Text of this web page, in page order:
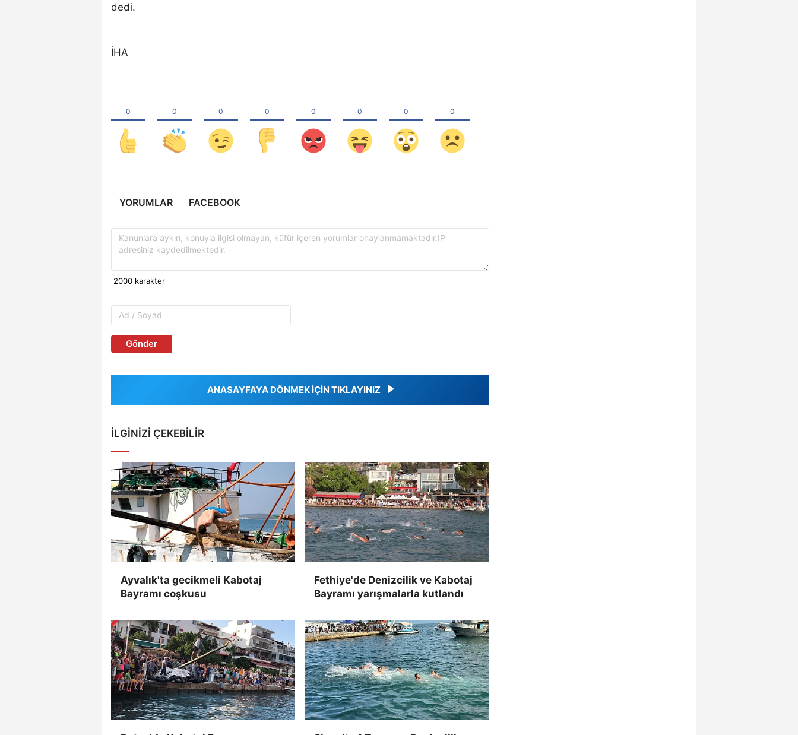
dedi.
İHA
YORUMLAR FACEBOOK
Gönder
ANASAYFAYA DÖNMEK İÇİN TIKLAYINIZ
İLGINIZI ÇEKEBILIR
Ayvalık'ta gecikmeli Kabotaj
Bayramı coşkusu
Fethiye'de Denizcilik ve Kabotaj
Bayramı yarışmalarla kutlandı